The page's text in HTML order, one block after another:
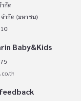
ำกัด
จำกัด (มหาชน)
Baby&Kids